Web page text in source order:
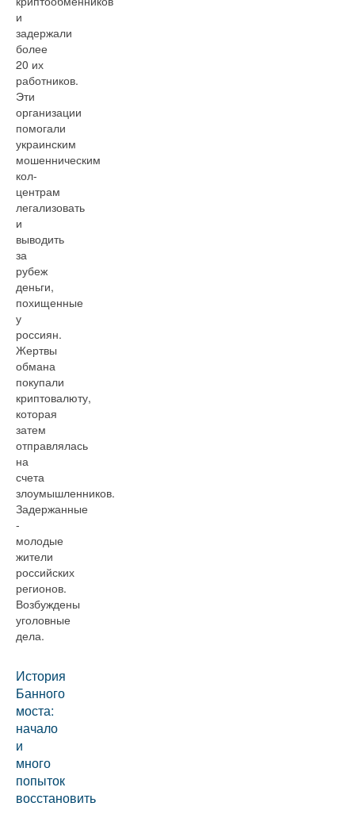
и
задержали
более
20 их
работников.
Эти
организации
помогали
украинским
мошенническим
кол-
центрам
легализовать
и
выводить
за
рубеж
деньги,
похищенные
у
россиян.
Жертвы
обмана
покупали
криптовалюту,
которая
затем
отправлялась
на
счета
злоумышленников.
Задержанные
-
молодые
жители
российских
регионов.
Возбуждены
уголовные
дела.
История
Банного
моста:
начало
и
много
попыток
восстановить